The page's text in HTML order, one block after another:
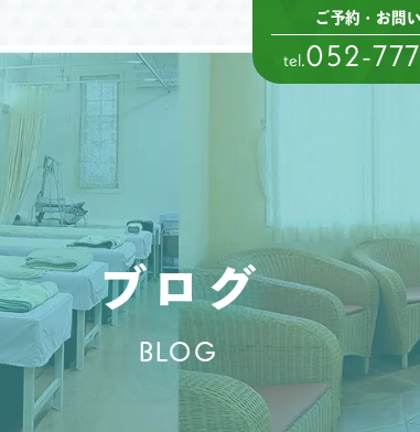
ご予約・お問
tel.052-
ブログ
BLOG